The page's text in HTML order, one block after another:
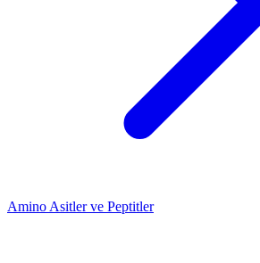
Amino Asitler ve Peptitler